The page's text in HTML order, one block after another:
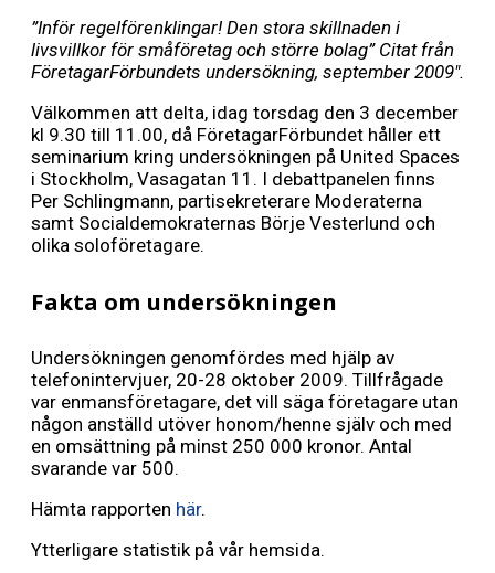
”Inför regelförenklingar! Den stora skillnaden i
livsvillkor för småföretag och större bolag” Citat från
FöretagarFörbundets undersökning, september 2009″.
Välkommen att delta, idag torsdag den 3 december
kl 9.30 till 11.00, då FöretagarFörbundet håller ett
seminarium kring undersökningen på United Spaces
i Stockholm, Vasagatan 11. I debattpanelen finns
Per Schlingmann, partisekreterare Moderaterna
samt Socialdemokraternas Börje Vesterlund och
olika soloföretagare.
Fakta om undersökningen
Undersökningen genomfördes med hjälp av
telefonintervjuer, 20-28 oktober 2009. Tillfrågade
var enmansföretagare, det vill säga företagare utan
någon anställd utöver honom/henne själv och med
en omsättning på minst 250 000 kronor. Antal
svarande var 500.
Hämta rapporten här.
Ytterligare statistik på vår hemsida.